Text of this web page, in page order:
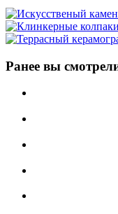
Ранее вы